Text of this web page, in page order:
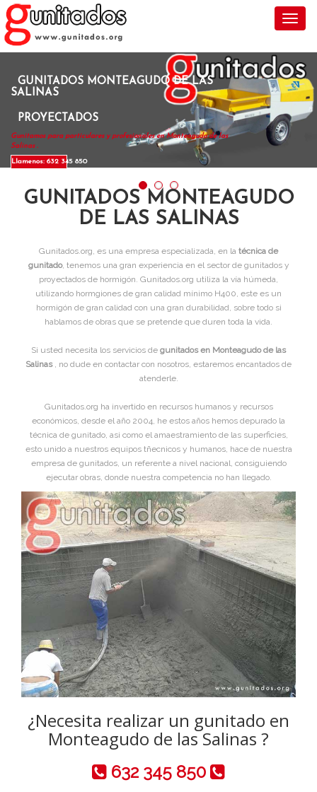
GUNITADOS MONTEAGUDO DE LAS
SALINAS
PROYECTADOS
Gunitamos para particulares y profesionales en Monteagudo de las
Salinas .
Llamenos: 632 345 850
GUNITADOS MONTEAGUDO
DE LAS SALINAS
Gunitados.org, es una empresa especializada, en la técnica de
gunitado, tenemos una gran experiencia en el sector de gunitados y
proyectados de hormigón. Gunitados.org utiliza la vía húmeda,
utilizando hormgiones de gran calidad mínimo H400, este es un
hormigón de gran calidad con una gran durabilidad, sobre todo si
hablamos de obras que se pretende que duren toda la vida.
Si usted necesita los servicios de gunitados en Monteagudo de las
Salinas , no dude en contactar con nosotros, estaremos encantados de
atenderle.
Gunitados.org ha invertido en recursos humanos y recursos
económicos, desde el año 2004, he estos años hemos depurado la
técnica de gunitado, asi como el amaestramiento de las superficies,
esto unido a nuestros equipos tñecnicos y humanos, hace de nuestra
empresa de gunitados, un referente a nivel nacional, consiguiendo
ejecutar obras, donde nuestra competencia no han llegado.
¿Necesita realizar un gunitado en
Monteagudo de las Salinas ?
632 345 850